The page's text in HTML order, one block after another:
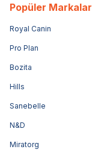
Popüler Markalar
Royal Canin
Pro Plan
Bozita
Hills
Sanebelle
N&D
Miratorg